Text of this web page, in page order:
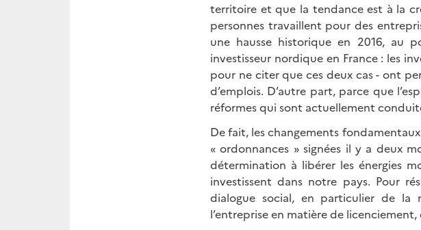
territoire et que la tendance est à la
personnes travaillent pour des
une hausse historique en 2016, au
investisseur nordique en France : les
pour ne citer que ces deux cas - ont
d’emplois. D’autre part, parce que
réformes qui sont actuellement
De fait, les changements
« ordonnances » signées il y a deux
détermination à libérer les énergies
investissent dans notre pays. Pour
dialogue social, en particulier de la
l’entreprise en matière de